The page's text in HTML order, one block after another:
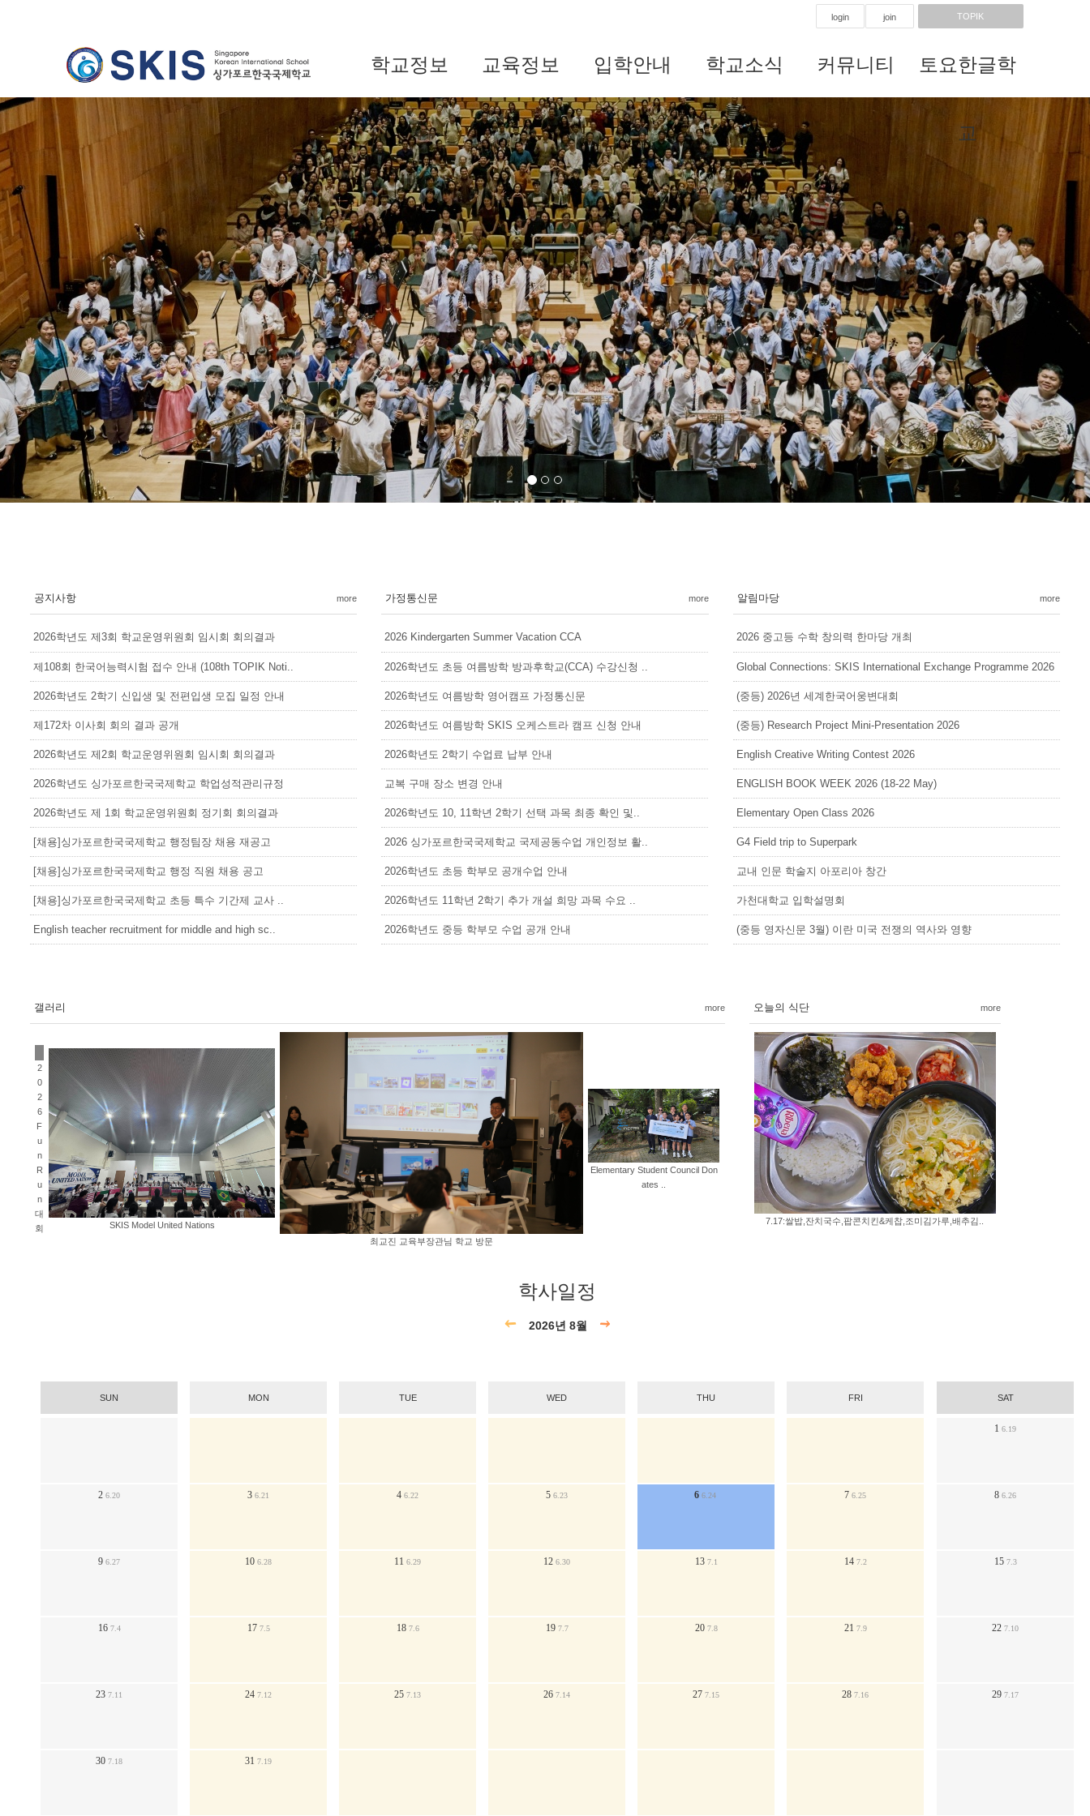
login join TOPIK
학교정보 교육정보 입학안내 학교소식 커뮤니티 토요한글학
교
Previous Next
공지사항 more
2026학년도 제3회 학교운영위원회 임시회 회의결과
제108회 한국어능력시험 접수 안내 (108th TOPIK Noti..
2026학년도 2학기 신입생 및 전편입생 모집 일정 안내
제172차 이사회 회의 결과 공개
2026학년도 제2회 학교운영위원회 임시회 회의결과
2026학년도 싱가포르한국국제학교 학업성적관리규정
2026학년도 제 1회 학교운영위원회 정기회 회의결과
[채용]싱가포르한국국제학교 행정팀장 채용 재공고
[채용]싱가포르한국국제학교 행정 직원 채용 공고
[채용]싱가포르한국국제학교 초등 특수 기간제 교사 ..
English teacher recruitment for middle and high sc..
가정통신문 more
2026 Kindergarten Summer Vacation CCA
2026학년도 초등 여름방학 방과후학교(CCA) 수강신청 ..
2026학년도 여름방학 영어캠프 가정통신문
2026학년도 여름방학 SKIS 오케스트라 캠프 신청 안내
2026학년도 2학기 수업료 납부 안내
교복 구매 장소 변경 안내
2026학년도 10, 11학년 2학기 선택 과목 최종 확인 및..
2026 싱가포르한국국제학교 국제공동수업 개인정보 활..
2026학년도 초등 학부모 공개수업 안내
2026학년도 11학년 2학기 추가 개설 희망 과목 수요 ..
2026학년도 중등 학부모 수업 공개 안내
알림마당 more
2026 중고등 수학 창의력 한마당 개최
Global Connections: SKIS International Exchange Programme 2026
(중등) 2026년 세계한국어웅변대회
(중등) Research Project Mini-Presentation 2026
English Creative Writing Contest 2026
ENGLISH BOOK WEEK 2026 (18-22 May)
Elementary Open Class 2026
G4 Field trip to Superpark
교내 인문 학술지 아포리아 창간
가천대학교 입학설명회
(중등 영자신문 3월) 이란 미국 전쟁의 역사와 영향
갤러리 more
2
0
2
6
F
u
n
R
u
n
대
회
SKIS Model United Nations
최교진 교육부장관님 학교 방문
Elementary Student Council Don
ates ..
오늘의 식단 more
7.17:쌀밥,잔치국수,팝콘치킨&케찹,조미김가루,배추김..
학사일정
2026년 8월
SUN MON TUE WED THU FRI SAT
1 6.19
2 6.20 3 6.21 4 6.22 5 6.23 6 6.24 7 6.25 8 6.26
9 6.27 10 6.28 11 6.29 12 6.30 13 7.1 14 7.2 15 7.3
16 7.4 17 7.5 18 7.6 19 7.7 20 7.8 21 7.9 22 7.10
23 7.11 24 7.12 25 7.13 26 7.14 27 7.15 28 7.16 29 7.17
30 7.18 31 7.19